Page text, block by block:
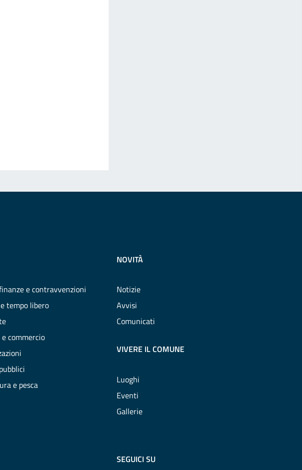
e contravvenzioni
tempo libero
commercio
e pesca
NOVITÀ
Notizie
Avvisi
Comunicati
VIVERE IL COMUNE
Luoghi
Eventi
Gallerie
SEGUICI SU